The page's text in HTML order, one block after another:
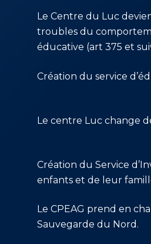
Le Centre du Luc
troubles du
éducative (art 375 et
Création du service
Le centre Luc change
Création du Service
enfants et de leur
Le CPEAG prend en
Sauvegarde du Nord.